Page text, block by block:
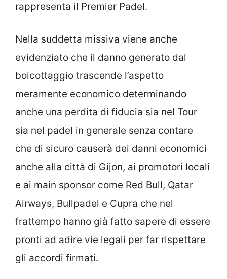
rappresenta il Premier Padel.
Nella suddetta missiva viene anche
evidenziato che il danno generato dal
boicottaggio trascende l’aspetto
meramente economico determinando
anche una perdita di fiducia sia nel Tour
sia nel padel in generale senza contare
che di sicuro causerà dei danni economici
anche alla città di Gijon, ai promotori locali
e ai main sponsor come Red Bull, Qatar
Airways, Bullpadel e Cupra che nel
frattempo hanno già fatto sapere di essere
pronti ad adire vie legali per far rispettare
gli accordi firmati.